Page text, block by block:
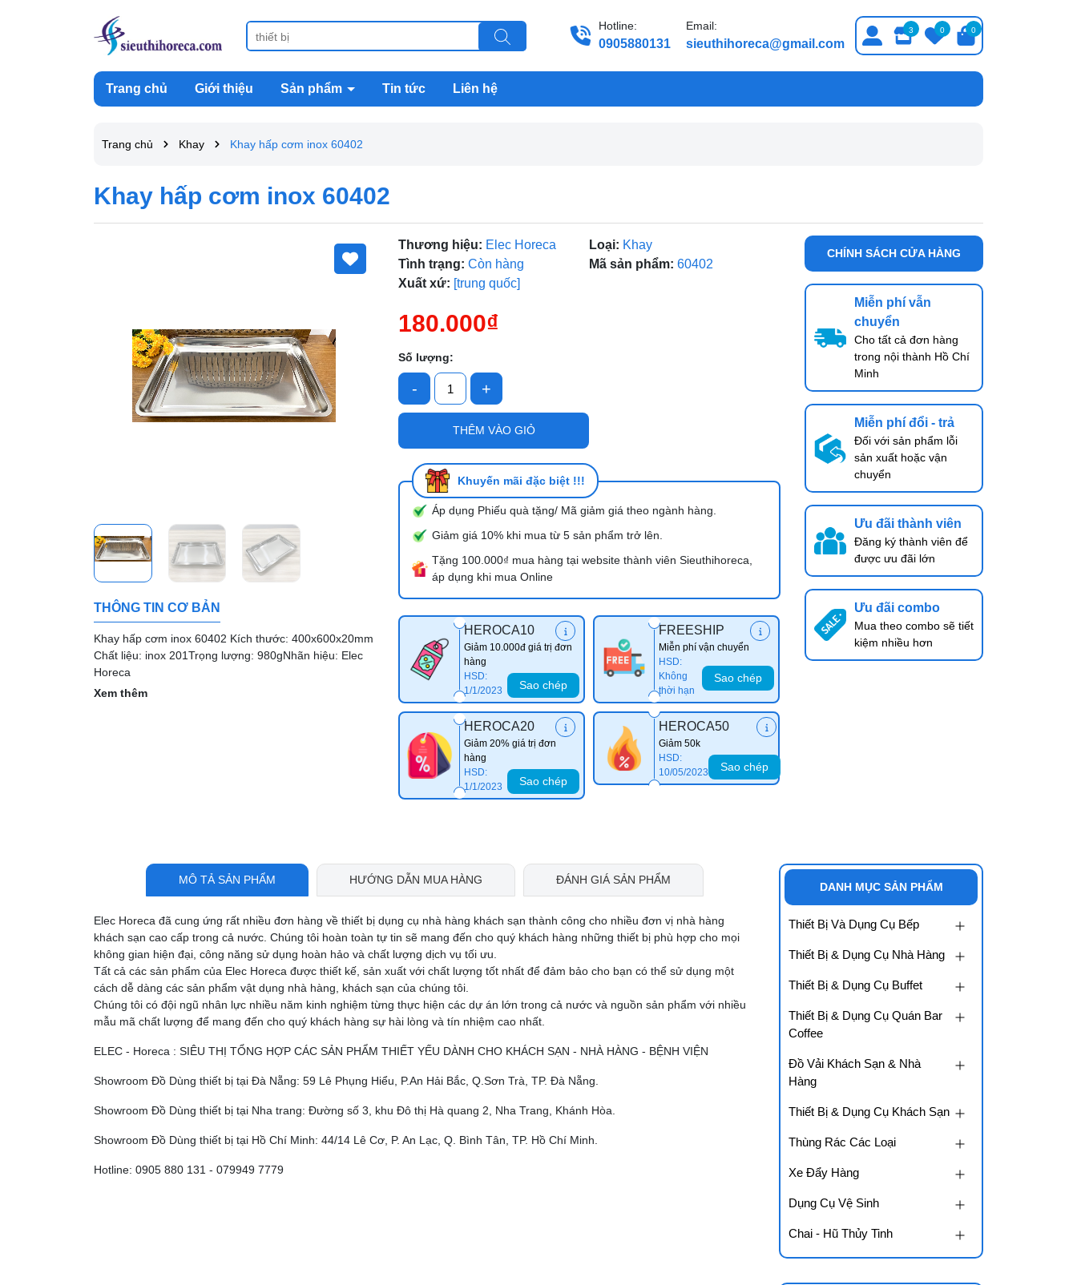
Hotline:
0905880131
Email:
sieuthihoreca@gmail.com
3 0 0
Trang chủ Giới thiệu Sản phẩm Tin tức Liên hệ
Trang chủ Khay Khay hấp cơm inox 60402
Khay hấp cơm inox 60402
THÔNG TIN CƠ BẢN
Khay hấp cơm inox 60402 Kích thước: 400x600x20mm
Chất liệu: inox 201 ​​​​​​​Trọng lượng: 980g ​​​​​​​Nhãn hiệu: Elec
Horeca
Xem thêm
Thương hiệu: Elec Horeca Loại: Khay
Tình trạng: Còn hàng Mã sản phẩm: 60402
Xuất xứ: [trung quốc]
180.000₫
Số lượng:
- +
THÊM VÀO GIỎ
Khuyến mãi đặc biệt !!!
Áp dụng Phiếu quà tặng/ Mã giảm giá theo ngành hàng.
Giảm giá 10% khi mua từ 5 sản phẩm trở lên.
Tặng 100.000₫ mua hàng tại website thành viên Sieuthihoreca,
áp dụng khi mua Online
HEROCA10
Giảm 10.000đ giá trị đơn
hàng
HSD:
1/1/2023
Sao chép
FREESHIP
Miễn phí vận chuyển
HSD:
Không
thời hạn
Sao chép
HEROCA20
Giảm 20% giá trị đơn
hàng
HSD:
1/1/2023
Sao chép
HEROCA50
Giảm 50k
HSD:
10/05/2023
Sao chép
Mã giảm giá:
Điều kiện:
CHÍNH SÁCH CỬA HÀNG
Miễn phí vẫn
chuyển
Cho tất cả đơn hàng
trong nội thành Hồ Chí
Minh
Miễn phí đổi - trả
Đối với sản phẩm lỗi
sản xuất hoặc vận
chuyển
Ưu đãi thành viên
Đăng ký thành viên để
được ưu đãi lớn
Ưu đãi combo
Mua theo combo sẽ tiết
kiệm nhiều hơn
MÔ TẢ SẢN PHẨM HƯỚNG DẪN MUA HÀNG ĐÁNH GIÁ SẢN PHẨM
Elec Horeca đã cung ứng rất nhiều đơn hàng về thiết bị dụng cụ nhà hàng khách sạn thành công cho nhiều đơn vị nhà hàng
khách sạn cao cấp trong cả nước. Chúng tôi hoàn toàn tự tin sẽ mang đến cho quý khách hàng những thiết bị phù hợp cho mọi
không gian hiện đại, công năng sử dụng hoàn hảo và chất lượng dịch vụ tối ưu.
Tất cả các sản phẩm của Elec Horeca được thiết kế, sản xuất với chất lượng tốt nhất để đảm bảo cho bạn có thể sử dụng một
cách dễ dàng các sản phẩm vật dụng nhà hàng, khách sạn của chúng tôi.
Chúng tôi có đội ngũ nhân lực nhiều năm kinh nghiệm từng thực hiện các dự án lớn trong cả nước và nguồn sản phẩm với nhiều
mẫu mã chất lượng để mang đến cho quý khách hàng sự hài lòng và tín nhiệm cao nhất.
ELEC - Horeca : SIÊU THỊ TỔNG HỢP CÁC SẢN PHẨM THIẾT YẾU DÀNH CHO KHÁCH SẠN - NHÀ HÀNG - BỆNH VIỆN
Showroom Đồ Dùng thiết bị tại Đà Nẵng: 59 Lê Phụng Hiểu, P.An Hải Bắc, Q.Sơn Trà, TP. Đà Nẵng.
Showroom Đồ Dùng thiết bị tại Nha trang: Đường số 3, khu Đô thị Hà quang 2, Nha Trang, Khánh Hòa.
Showroom Đồ Dùng thiết bị tại Hồ Chí Minh: 44/14 Lê Cơ, P. An Lạc, Q. Bình Tân, TP. Hồ Chí Minh.
Hotline: 0905 880 131 - 079949 7779
DANH MỤC SẢN PHẨM
Thiết Bị Và Dụng Cụ Bếp
Thiết Bị & Dụng Cụ Nhà Hàng
Thiết Bị & Dụng Cụ Buffet
Thiết Bị & Dụng Cụ Quán Bar
Coffee
Đồ Vải Khách Sạn & Nhà
Hàng
Thiết Bị & Dụng Cụ Khách Sạn
Thùng Rác Các Loại
Xe Đẩy Hàng
Dụng Cụ Vệ Sinh
Chai - Hũ Thủy Tinh